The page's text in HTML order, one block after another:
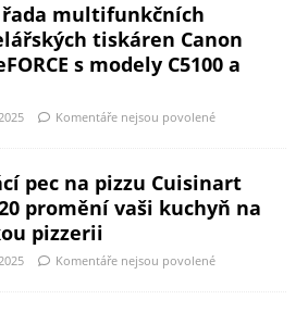
řada multifunkčních
tiskáren Canon
s modely C5100 a
Komentáře nejsou povolené
pec na pizzu Cuisinart
promění vaši kuchyň na
pizzerii
Komentáře nejsou povolené